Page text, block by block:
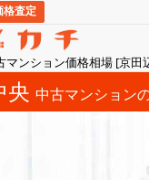
マンション価格相場 [京田
格査定
央 中古マンション